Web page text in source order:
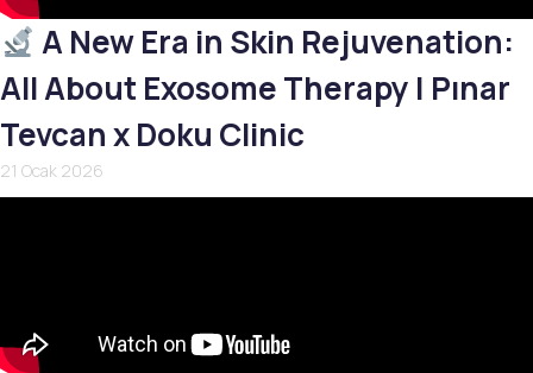
A New Era in Skin Rejuvenation:
All About Exosome Therapy | Pınar
Tevcan x Doku Clinic
21 Ocak 2026